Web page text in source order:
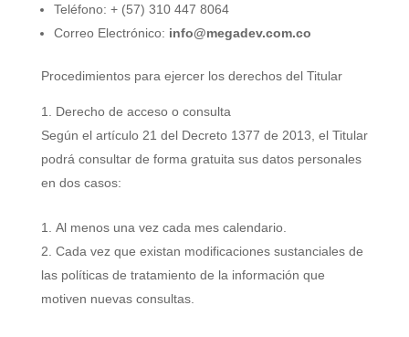
Teléfono: + (57) 310 447 8064
Correo Electrónico: info@megadev.com.co
Procedimientos para ejercer los derechos del Titular
Derecho de acceso o consulta
Según el artículo 21 del Decreto 1377 de 2013, el Titular
podrá consultar de forma gratuita sus datos personales
en dos casos:
Al menos una vez cada mes calendario.
Cada vez que existan modificaciones sustanciales de
las políticas de tratamiento de la información que
motiven nuevas consultas.